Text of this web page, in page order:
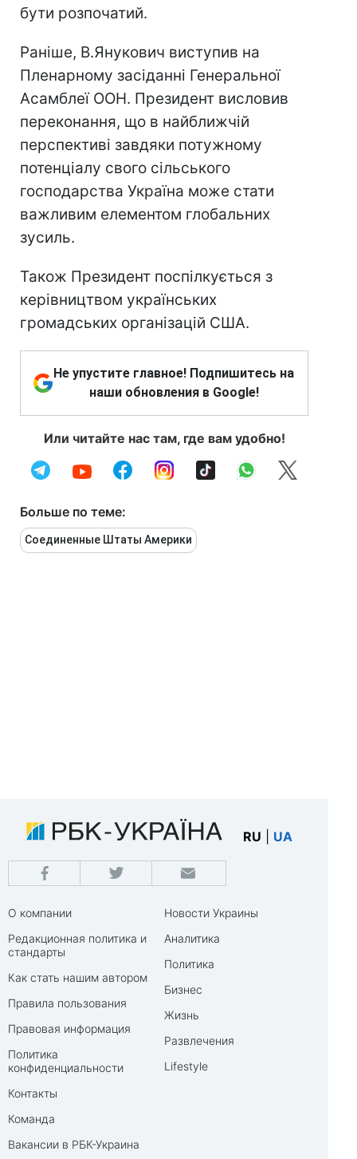
бути розпочатий.
Раніше, В.Янукович виступив на
Пленарному засіданні Генеральної
Асамблеї ООН. Президент висловив
переконання, що в найближчій
перспективі завдяки потужному
потенціалу свого сільського
господарства Україна може стати
важливим елементом глобальних
зусиль.
Також Президент поспілкується з
керівництвом українських
громадських організацій США.
Не упустите главное! Подпишитесь на
наши обновления в Google!
Или читайте нас там, где вам удобно!
Больше по теме:
Соединенные Штаты Америки
RU UA
О компании
Редакционная политика и
стандарты
Как стать нашим автором
Правила пользования
Правовая информация
Политика
конфиденциальности
Контакты
Команда
Вакансии в РБК-Украина
Новости Украины
Аналитика
Политика
Бизнес
Жизнь
Развлечения
Lifestyle